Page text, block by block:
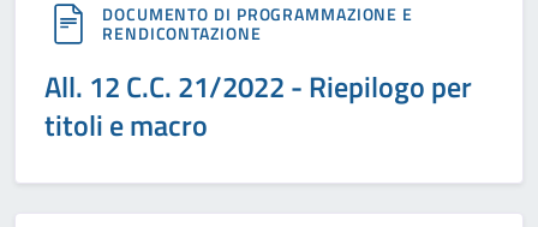
DOCUMENTO DI PROGRAMMAZIONE E
RENDICONTAZIONE
All. 12 C.C. 21/2022 - Riepilogo per
titoli e macro